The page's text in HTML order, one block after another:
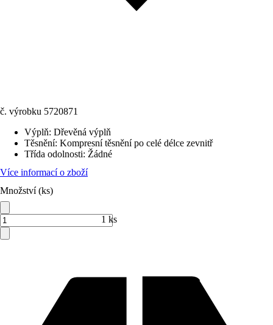
č. výrobku 5720871
Výplň: Dřevěná výplň
Těsnění: Kompresní těsnění po celé délce zevnitř
Třída odolnosti: Žádné
Více informací o zboží
Množství (ks)
1 ks